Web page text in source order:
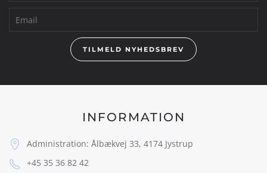
TILMELD NYHEDSBREV
INFORMATION
Administration: Ålbækvej 33, 4174 Jystrup
+45 35 36 82 42